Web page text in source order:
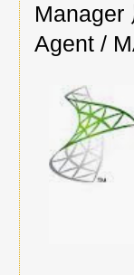
Manager
Agent /